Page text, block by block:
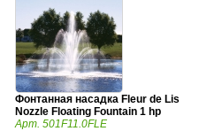
Фонтанная насадка Fleur de Lis
Nozzle Floating Fountain 1 hp
Арт. 501F11.0FLE